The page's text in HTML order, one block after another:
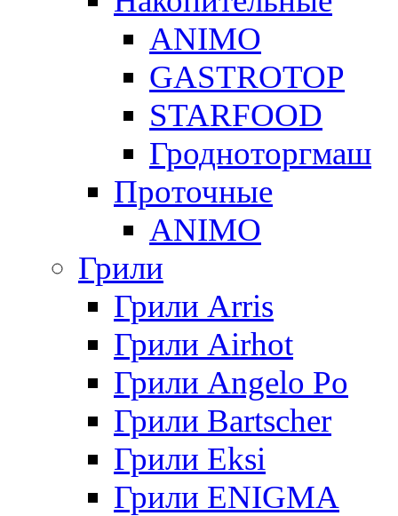
ANIMO
GASTROTOP
STARFOOD
Гродноторгмаш
Проточные
ANIMO
Грили
Грили Arris
Грили Airhot
Грили Angelo Po
Грили Bartscher
Грили Eksi
Грили ENIGMA